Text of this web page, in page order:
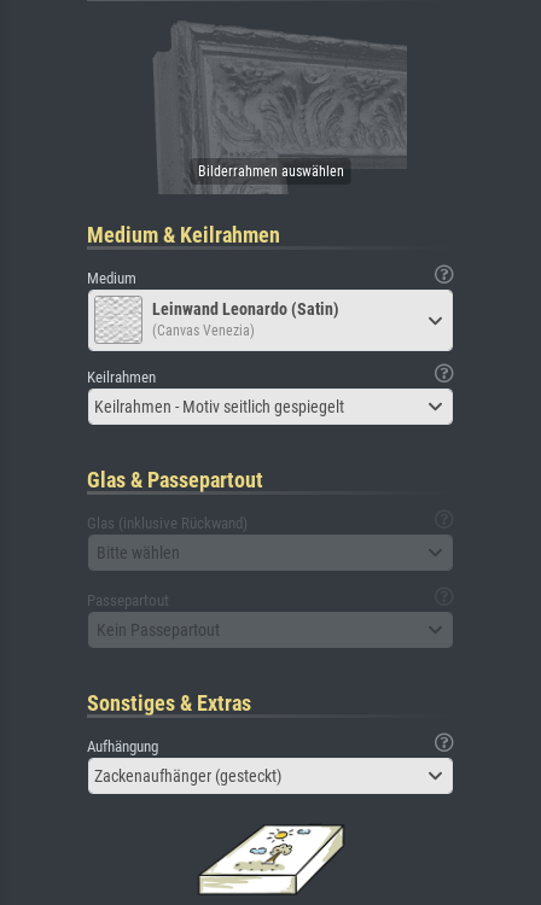
Medium & Keilrahmen
Medium
Leinwand Leonardo (Satin)
(Canvas Venezia)
Keilrahmen
Keilrahmen - Motiv seitlich gespiegelt
Glas & Passepartout
Glas (inklusive Rückwand)
Bitte wählen
Passepartout
Kein Passepartout
Sonstiges & Extras
Aufhängung
Zackenaufhänger (gesteckt)